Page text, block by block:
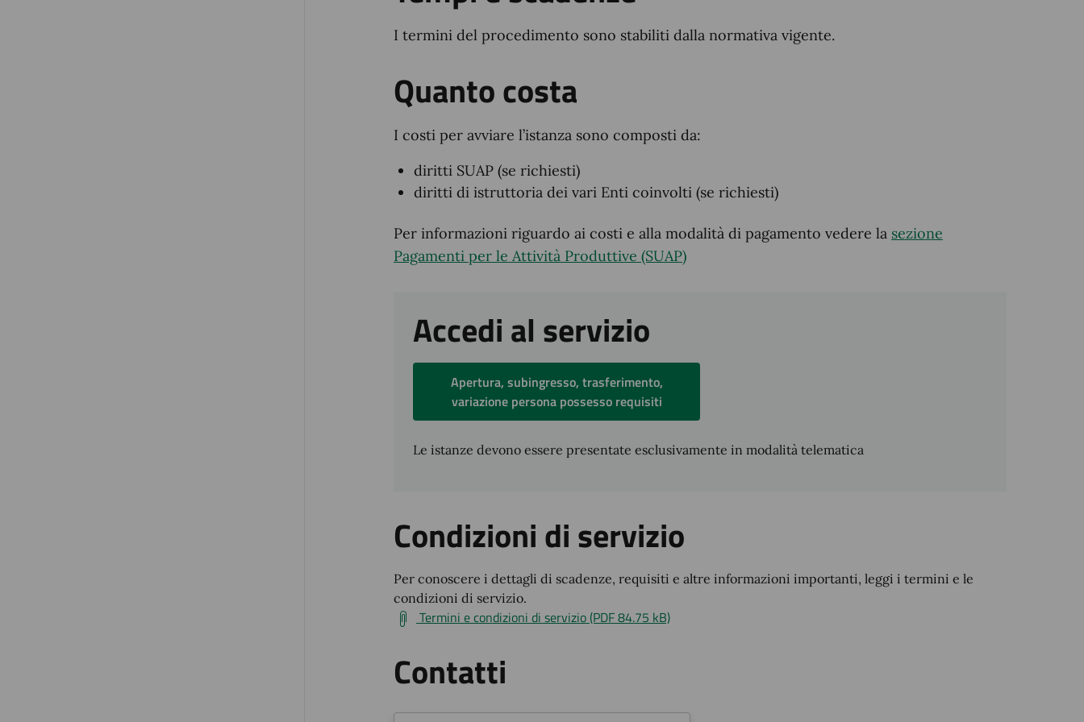
I termini del procedimento sono stabiliti dalla normativa vigente.
Quanto costa
I costi per avviare l’istanza sono composti da:
diritti SUAP (se richiesti)
diritti di istruttoria dei vari Enti coinvolti (se richiesti)
Per informazioni riguardo ai costi e alla modalità di pagamento vedere la sezione
Pagamenti per le Attività Produttive (SUAP)
Accedi al servizio
Apertura, subingresso, trasferimento,
variazione persona possesso requisiti
Le istanze devono essere presentate esclusivamente in modalità telematica
Condizioni di servizio
Per conoscere i dettagli di scadenze, requisiti e altre informazioni importanti, leggi i termini e le
condizioni di servizio.
Termini e condizioni di servizio (PDF 84.75 kB)
Contatti